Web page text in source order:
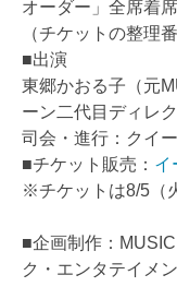
オーダー」全席着席
（チケットの整理
■出演
東郷かおる子（元
ーン二代目ディレク
司会・進行：クイ
■チケット販売： イ
※チケットは8/5（
■企画制作：
ク・エンタテイメ